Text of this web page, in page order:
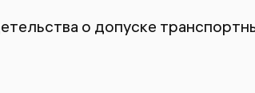
о допуске